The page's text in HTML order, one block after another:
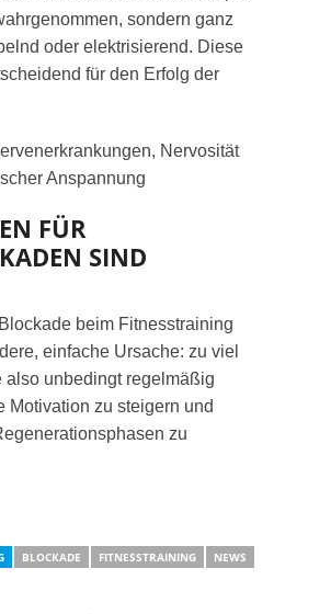
sondern ganz
oder elektrisierend. Diese
für den Erfolg der
Nervosität
Anspannung
FÜR
SIND
beim Fitnesstraining
einfache Ursache: zu viel
also unbedingt regelmäßig
Motivation zu steigern und
zu
BLOCKADE FITNESSTRAINING
NEWS